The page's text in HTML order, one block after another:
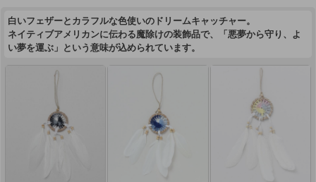
白いフェザーとカラフルな色使いのドリームキャッチャー。
ネイティブアメリカンに伝わる魔除けの装飾品で、「悪夢から守り、よ
い夢を運ぶ」という意味が込められています。